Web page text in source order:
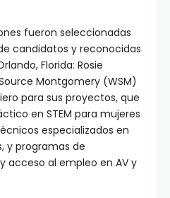
fueron seleccionadas
candidatos y reconocidas
Florida: Rosie
Montgomery (WSM)
para sus proyectos, que
en STEM para mujeres
especializados en
y programas de
acceso al empleo en AV y